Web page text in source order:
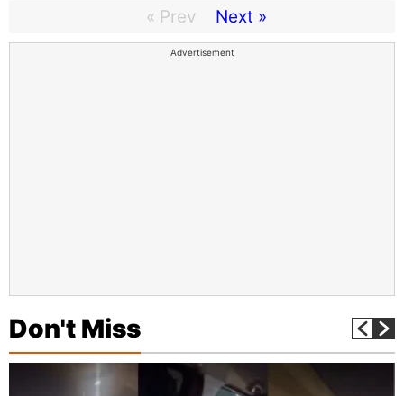
« Prev Next »
Advertisement
Don't Miss